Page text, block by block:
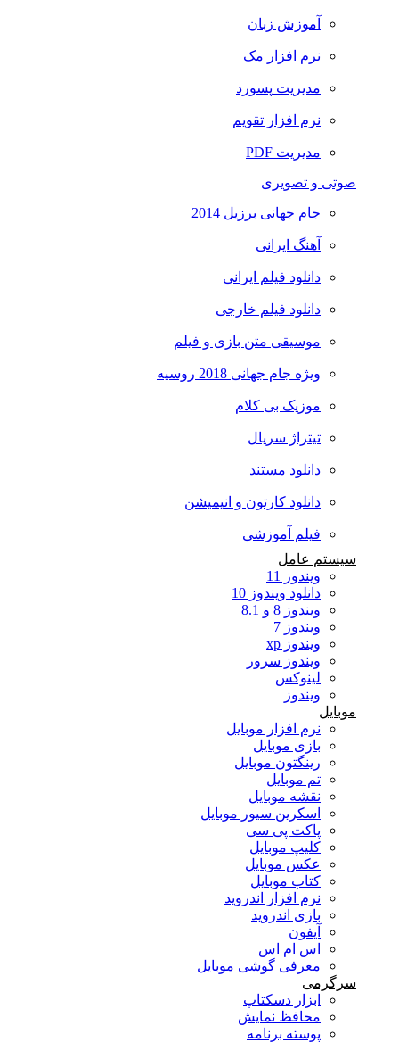
آموزش زبان
نرم افزار مک
مدیریت پسورد
نرم افزار تقویم
مدیریت PDF
صوتی و تصویری
جام جهانی برزیل 2014
آهنگ ایرانی
دانلود فیلم ایرانی
دانلود فیلم خارجی
موسیقی متن بازی و فیلم
ویژه جام جهانی 2018 روسیه
موزیک بی کلام
تیتراژ سریال
دانلود مستند
دانلود کارتون و انیمیشن
فیلم آموزشی
سیستم عامل
ویندوز 11
دانلود ویندوز 10
ویندوز 8 و 8.1
ویندوز 7
ویندوز xp
ویندوز سرور
لینوکس
ویندوز
موبایل
نرم افزار موبایل
بازی موبایل
رینگتون موبایل
تم موبایل
نقشه موبایل
اسکرین سیور موبایل
پاکت پی سی
کلیپ موبایل
عکس موبایل
کتاب موبایل
نرم افزار اندروید
بازی اندروید
آیفون
اس ام اس
معرفی گوشی موبایل
سرگرمی
ابزار دسکتاپ
محافظ نمایش
پوسته برنامه